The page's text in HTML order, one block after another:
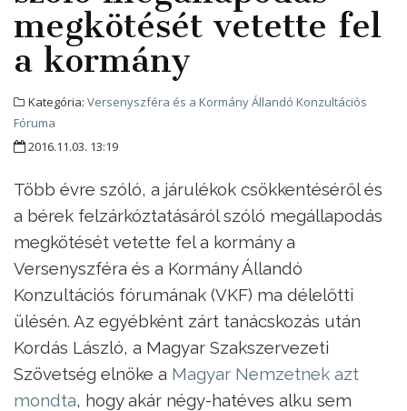
megkötését vetette fel
a kormány
Kategória: Versenyszféra és a Kormány Állandó Konzultációs
Fóruma
2016.11.03. 13:19
Több évre szóló, a járulékok csökkentéséről és
a bérek felzárkóztatásáról szóló megállapodás
megkötését vetette fel a kormány a
Versenyszféra és a Kormány Állandó
Konzultációs fórumának (VKF) ma délelőtti
ülésén. Az egyébként zárt tanácskozás után
Kordás László, a Magyar Szakszervezeti
Szövetség elnöke a Magyar Nemzetnek azt
mondta, hogy akár négy-hatéves alku sem